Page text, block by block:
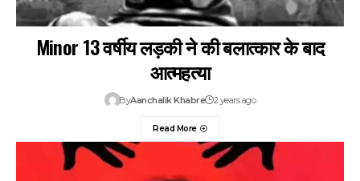
Minor 13 वर्षीय लड़की ने की बलात्कार के बाद
आत्महत्या
ByAanchalik Khabre 2 years ago
Read More